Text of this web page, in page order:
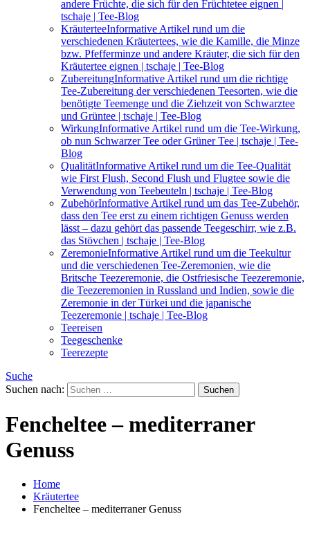
andere Früchte, die sich für den Früchtetee eignen |
tschaje | Tee-Blog
KräuterteeInformative Artikel rund um die
verschiedenen Kräutertees, wie die Kamille, die Minze
bzw. Pfefferminze und andere Kräuter, die sich für den
Kräutertee eignen | tschaje | Tee-Blog
ZubereitungInformative Artikel rund um die richtige
Tee-Zubereitung der verschiedenen Teesorten, wie die
benötigte Teemenge und die Ziehzeit von Schwarztee
und Grüntee | tschaje | Tee-Blog
WirkungInformative Artikel rund um die Tee-Wirkung,
ob nun Schwarzer Tee oder Grüner Tee | tschaje | Tee-
Blog
QualitätInformative Artikel rund um die Tee-Qualität
wie First Flush, Second Flush und Flugtee sowie die
Verwendung von Teebeuteln | tschaje | Tee-Blog
ZubehörInformative Artikel rund um das Tee-Zubehör,
dass den Tee erst zu einem richtigen Genuss werden
lässt – dazu gehört das passende Teegeschirr, wie z.B.
das Stövchen | tschaje | Tee-Blog
ZeremonieInformative Artikel rund um die Teekultur
und die verschiedenen Tee-Zeremonien, wie die
Britsche Teezeremonie, die Ostfriesische Teezeremonie,
die Teezeremonien in Russland und Indien, sowie die
Zeremonie in der Türkei und die japanische
Teezeremonie | tschaje | Tee-Blog
Teereisen
Teegeschenke
Teerezepte
Suche
Suchen nach:
Fencheltee – mediterraner
Genuss
Home
Kräutertee
Fencheltee – mediterraner Genuss